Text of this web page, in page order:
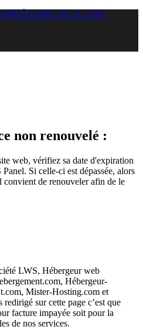
DE CE SITE
non renouvelé :
web, vérifiez sa date d'expiration
Si celle-ci est dépassée, alors
convient de renouveler afin de le
LWS, Hébergeur web
Hébergeur-
Mister-Hosting.com et
sur cette page c’est que
facture impayée soit pour la
de nos services.